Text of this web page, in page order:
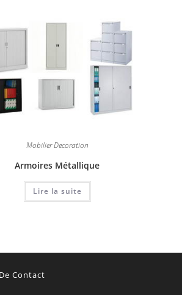
Mobilier Decoration
Armoires Métallique
Lire la suite
Contact